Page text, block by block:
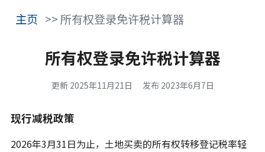
主页 >> 所有权登录免许税计算器
所有权登录免许税计算器
更新 2025年11月21日 发布 2023年6月7日
现行减税政策
2026年3月31日为止，土地买卖的所有权转移登记税率轻